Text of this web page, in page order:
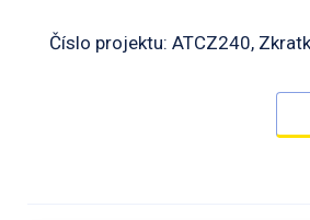
Číslo projektu: ATCZ240,